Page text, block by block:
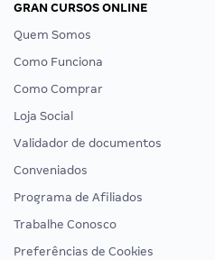
GRAN CURSOS ONLINE
Quem Somos
Como Funciona
Como Comprar
Loja Social
Validador de documentos
Conveniados
Programa de Afiliados
Trabalhe Conosco
Preferências de Cookies